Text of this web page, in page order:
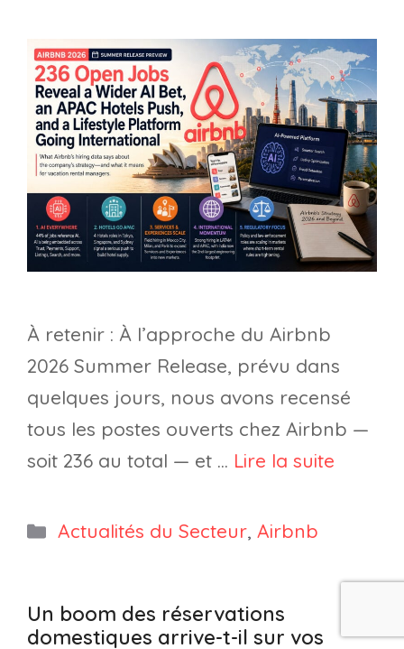
À retenir : À l’approche du Airbnb
2026 Summer Release, prévu dans
quelques jours, nous avons recensé
tous les postes ouverts chez Airbnb —
soit 236 au total — et … Lire la suite
Catégories
Actualités du Secteur, Airbnb
Un boom des réservations
domestiques arrive-t-il sur vos